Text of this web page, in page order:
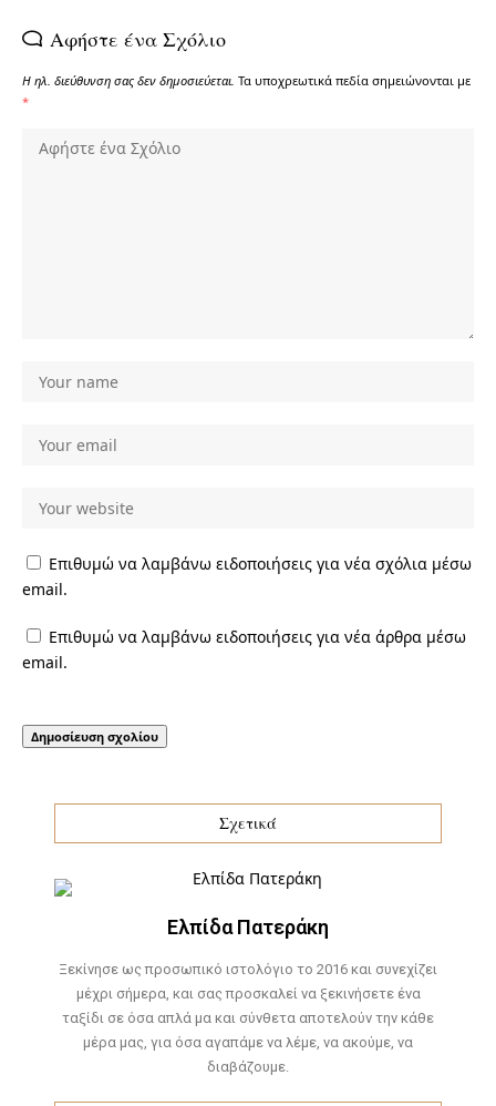
Αφήστε ένα Σχόλιο
Η ηλ. διεύθυνση σας δεν δημοσιεύεται. Τα υποχρεωτικά πεδία σημειώνονται με
*
Επιθυμώ να λαμβάνω ειδοποιήσεις για νέα σχόλια μέσω
email.
Επιθυμώ να λαμβάνω ειδοποιήσεις για νέα άρθρα μέσω
email.
Σχετικά
Ελπίδα Πατεράκη
Ξεκίνησε ως προσωπικό ιστολόγιο το 2016 και συνεχίζει
μέχρι σήμερα, και σας προσκαλεί να ξεκινήσετε ένα
ταξίδι σε όσα απλά μα και σύνθετα αποτελούν την κάθε
μέρα μας, για όσα αγαπάμε να λέμε, να ακούμε, να
διαβάζουμε.